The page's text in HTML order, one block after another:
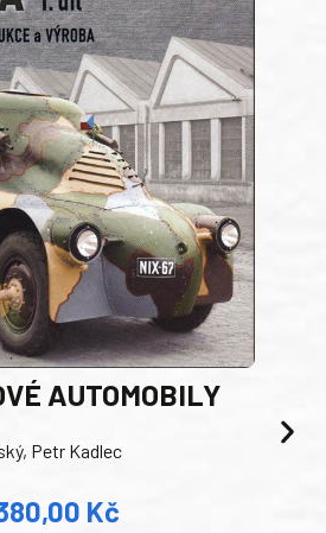
AUTOMOBILY
Petr Kadlec
Kč